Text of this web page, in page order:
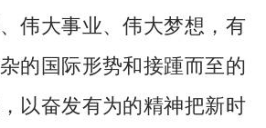
伟大事业、伟大梦想，有
的国际形势和接踵而至的
以奋发有为的精神把新时